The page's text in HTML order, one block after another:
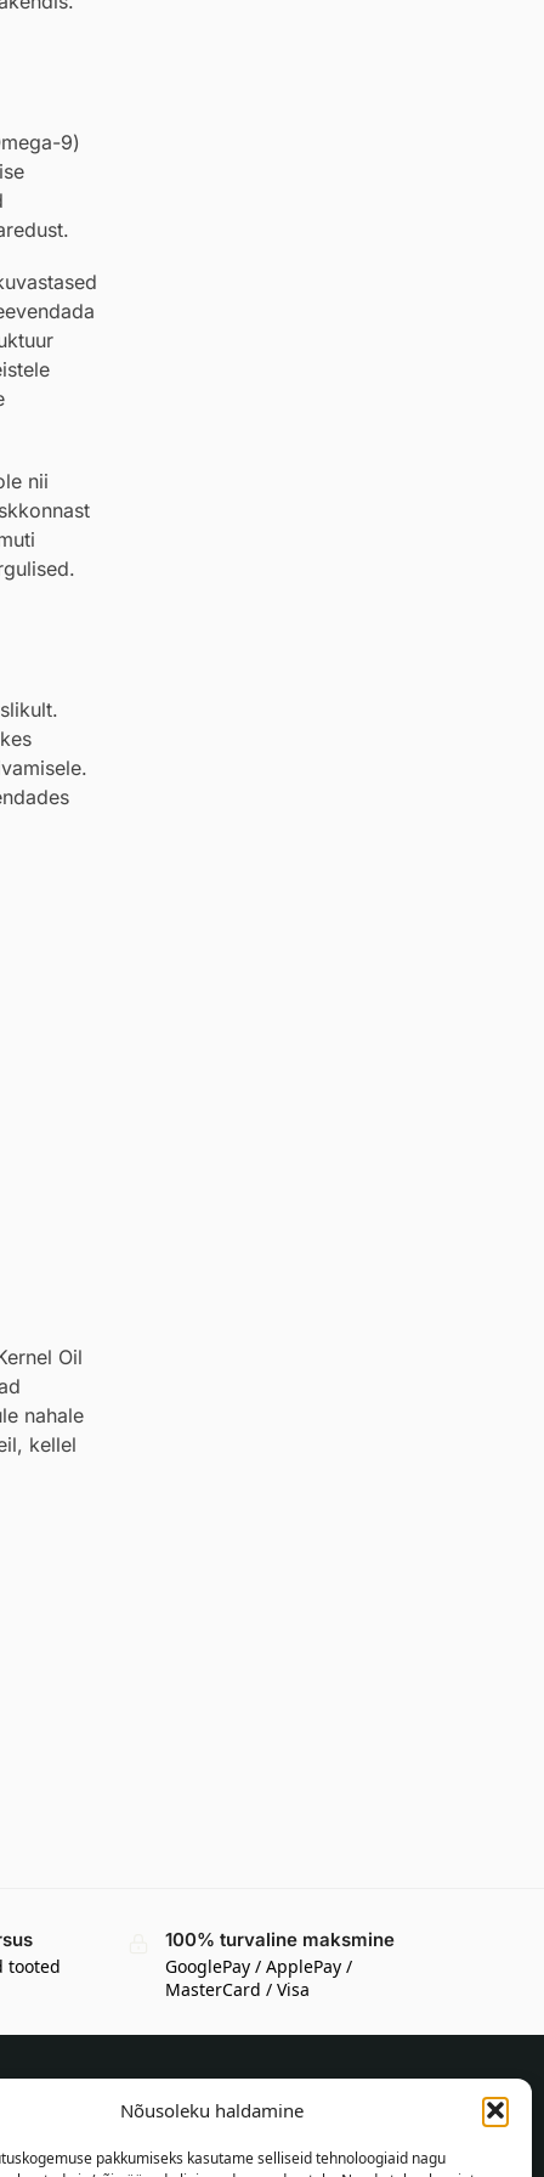
Nõusoleku haldamine
pakkumiseks kasutame selliseid tehnoloogiaid nagu
9)
nii
Oil
nahale
kellel
tooted
100% turvaline maksmine
GooglePay / ApplePay /
MasterCard / Visa
TEAVE OSTJALE
Tarnetingimused